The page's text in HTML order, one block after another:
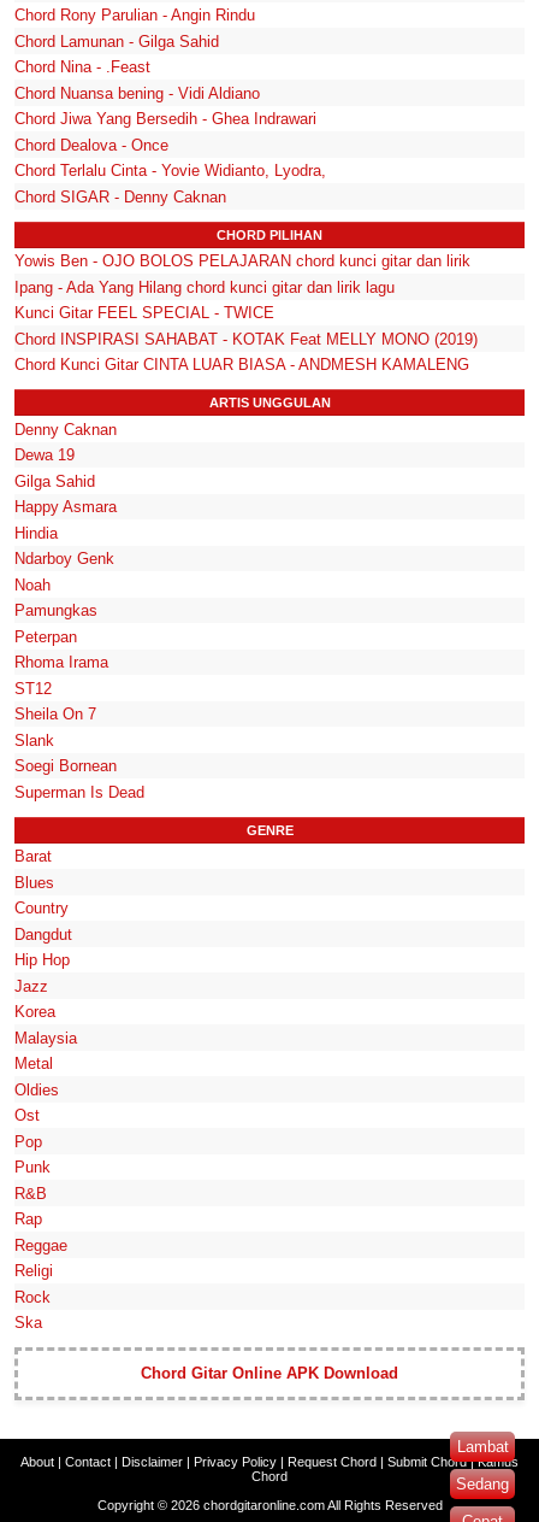
Lambat
Sedang
Chord Rony Parulian - Angin Rindu
Chord Lamunan - Gilga Sahid
Chord Nina - .Feast
Chord Nuansa bening - Vidi Aldiano
Chord Jiwa Yang Bersedih - Ghea Indrawari
Chord Dealova - Once
Chord Terlalu Cinta - Yovie Widianto, Lyodra,
Chord SIGAR - Denny Caknan
CHORD PILIHAN
Yowis Ben - OJO BOLOS PELAJARAN chord kunci gitar dan lirik
Ipang - Ada Yang Hilang chord kunci gitar dan lirik lagu
Kunci Gitar FEEL SPECIAL - TWICE
Chord INSPIRASI SAHABAT - KOTAK Feat MELLY MONO (2019)
Chord Kunci Gitar CINTA LUAR BIASA - ANDMESH KAMALENG
ARTIS UNGGULAN
Denny Caknan
Dewa 19
Gilga Sahid
Happy Asmara
Hindia
Ndarboy Genk
Noah
Pamungkas
Peterpan
Rhoma Irama
ST12
Sheila On 7
Slank
Soegi Bornean
Superman Is Dead
GENRE
Barat
Blues
Country
Dangdut
Hip Hop
Jazz
Korea
Malaysia
Metal
Oldies
Ost
Pop
Punk
R&B
Rap
Reggae
Religi
Rock
Ska
Chord Gitar Online APK Download
About Contact Disclaimer Privacy Policy Request Chord Submit Chord|Kamus
Chord
Copyright © 2026 chordgitaronline.comAll Rights Reserved